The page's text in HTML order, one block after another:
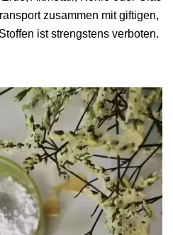
zusammen mit giftigen,
ist strengstens verboten.